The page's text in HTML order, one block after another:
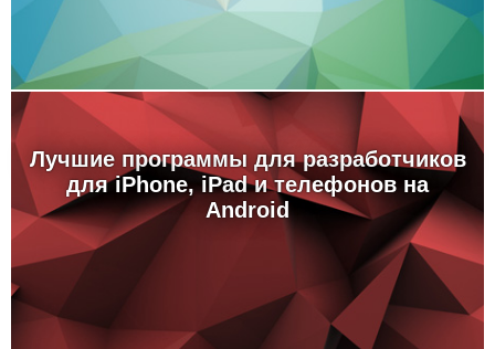
Лучшие программы для разработчиков
для iPhone, iPad и телефонов на
Android